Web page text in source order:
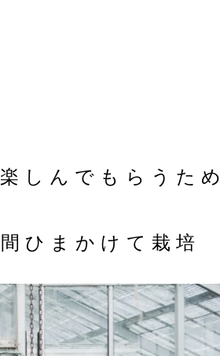
しんでもらうため
ひまかけて栽培